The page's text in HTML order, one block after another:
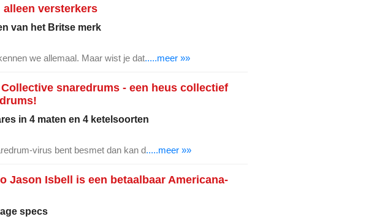
alleen versterkers
van het Britse merk
we allemaal. Maar wist je dat.....meer »»
snaredrums - een heus collectief
in 4 maten en 4 ketelsoorten
virus bent besmet dan kan d.....meer »»
Jason Isbell is een betaalbaar Americana-
specs